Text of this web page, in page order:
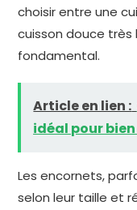
choisir entre une
cuisson douce très
fondamental.
Article en lien :
idéal pour
Les encornets,
selon leur taille et